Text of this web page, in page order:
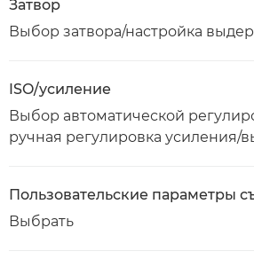
Затвор
Выбор затвора/настройка
ISO/усиление
Выбор автоматической
ручная регулировка усиления/
Пользовательские параметры
Выбрать